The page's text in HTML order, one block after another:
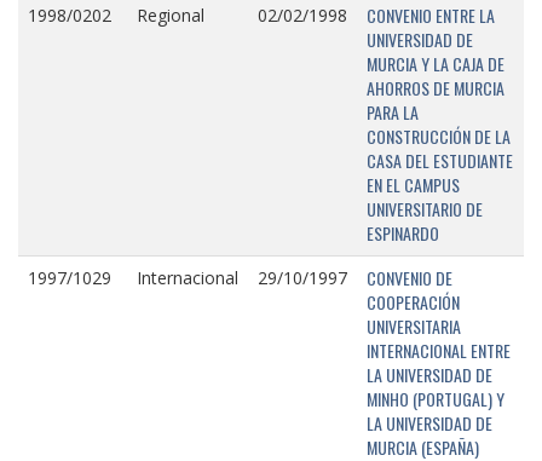
1998/0202 Regional 02/02/1998
CONVENIO ENTRE LA
UNIVERSIDAD DE
MURCIA Y LA CAJA DE
AHORROS DE MURCIA
PARA LA
CONSTRUCCIÓN DE LA
CASA DEL ESTUDIANTE
EN EL CAMPUS
UNIVERSITARIO DE
ESPINARDO
1997/1029 Internacional 29/10/1997
CONVENIO DE
COOPERACIÓN
UNIVERSITARIA
INTERNACIONAL ENTRE
LA UNIVERSIDAD DE
MINHO (PORTUGAL) Y
LA UNIVERSIDAD DE
MURCIA (ESPAÑA)